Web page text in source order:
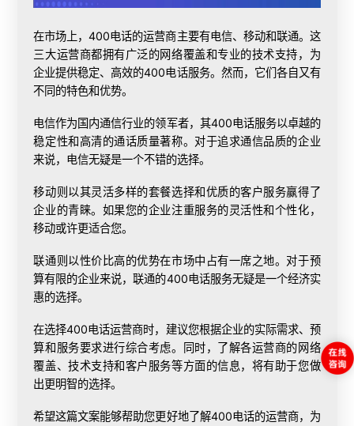
在市场上，400电话的运营商主要有电信、移动和联通。这
三大运营商都拥有广泛的网络覆盖和专业的技术支持，为
企业提供稳定、高效的400电话服务。然而，它们各自又有
不同的特色和优势。
电信作为国内通信行业的领军者，其400电话服务以卓越的
稳定性和高清的通话质量著称。对于追求通信品质的企业
来说，电信无疑是一个不错的选择。
移动则以其灵活多样的套餐选择和优质的客户服务赢得了
企业的青睐。如果您的企业注重服务的灵活性和个性化，
移动或许更适合您。
联通则以性价比高的优势在市场中占有一席之地。对于预
算有限的企业来说，联通的400电话服务无疑是一个经济实
惠的选择。
在选择400电话运营商时，建议您根据企业的实际需求、预
算和服务要求进行综合考虑。同时，了解各运营商的网络
覆盖、技术支持和客户服务等方面的信息，将有助于您做
出更明智的选择。
希望这篇文案能够帮助您更好地了解400电话的运营商，为